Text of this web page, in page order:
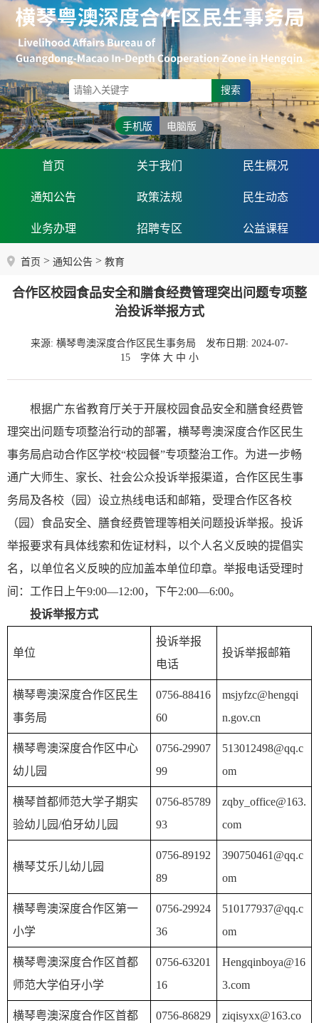
搜索
手机版 电脑版
首页 关于我们 民生概况
通知公告 政策法规 民生动态
业务办理 招聘专区 公益课程
首页 > 通知公告 > 教育
合作区校园食品安全和膳食经费管理突出问题专项整
治投诉举报方式
来源: 横琴粤澳深度合作区民生事务局
发布日期: 2024-07-
15
字体 大 中 小
根据广东省教育厅关于开展校园食品安全和膳食经费管
理突出问题专项整治行动的部署，横琴粤澳深度合作区民生
事务局启动合作区学校“校园餐”专项整治工作。为进一步畅
通广大师生、家长、社会公众投诉举报渠道，合作区民生事
务局及各校（园）设立热线电话和邮箱，受理合作区各校
（园）食品安全、膳食经费管理等相关问题投诉举报。投诉
举报要求有具体线索和佐证材料，以个人名义反映的提倡实
名，以单位名义反映的应加盖本单位印章。举报电话受理时
间：工作日上午9:00—12:00，下午2:00—6:00。
投诉举报方式
单位
投诉举报
电话
投诉举报邮箱
横琴粤澳深度合作区民生
事务局
0756-88416
60
msjyfzc@hengqi
n.gov.cn
横琴粤澳深度合作区中心
幼儿园
0756-29907
99
513012498@qq.c
om
横琴首都师范大学子期实
验幼儿园/伯牙幼儿园
0756-85789
93
zqby_office@163.
com
横琴艾乐儿幼儿园
0756-89192
89
390750461@qq.c
om
横琴粤澳深度合作区第一
小学
0756-29924
36
510177937@qq.c
om
横琴粤澳深度合作区首都
师范大学伯牙小学
0756-63201
16
Hengqinboya@16
3.com
横琴粤澳深度合作区首都
0756-86829
ziqisyxx@163.co